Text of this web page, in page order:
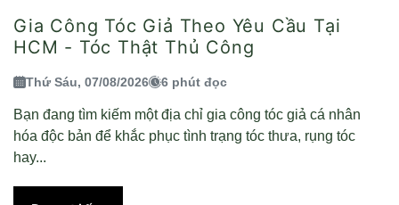
Gia Công Tóc Giả Theo Yêu Cầu Tại
HCM - Tóc Thật Thủ Công
Thứ Sáu, 07/08/2026 6 phút đọc
Bạn đang tìm kiếm một địa chỉ gia công tóc giả cá nhân
hóa độc bản để khắc phục tình trạng tóc thưa, rụng tóc
hay...